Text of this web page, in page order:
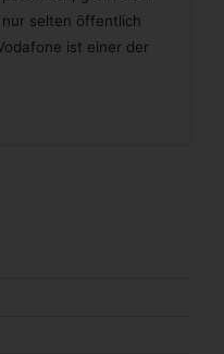
selten öffentlich
ist einer der